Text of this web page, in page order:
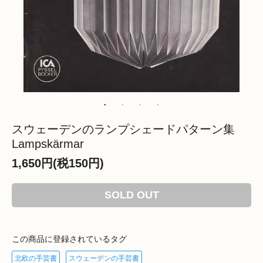
スウェーデンのランプシェードパターン集
Lampskärmar
1,650円(税150円)
SOLD OUT
この商品に登録されているタグ
北欧の手芸書 スウェーデンの手芸書